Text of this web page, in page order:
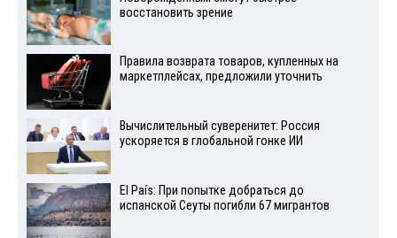
восстановить зрение
Правила возврата товаров, купленных на
маркетплейсах, предложили уточнить
Вычислительный суверенитет: Россия
ускоряется в глобальной гонке ИИ
El País: При попытке добраться до
испанской Сеуты погибли 67 мигрантов